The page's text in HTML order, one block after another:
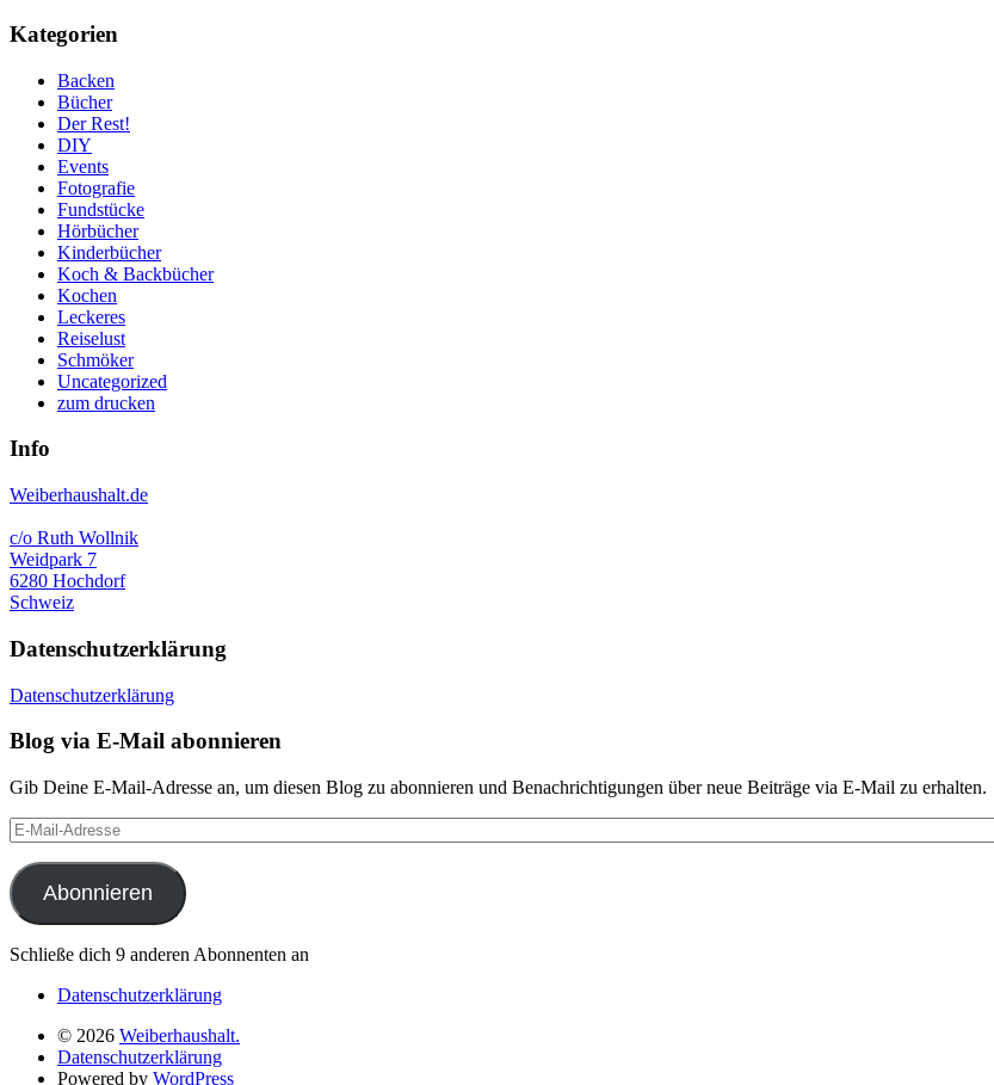
Kategorien
Backen
Bücher
Der Rest!
DIY
Events
Fotografie
Fundstücke
Hörbücher
Kinderbücher
Koch & Backbücher
Kochen
Leckeres
Reiselust
Schmöker
Uncategorized
zum drucken
Info
Weiberhaushalt.de
c/o Ruth Wollnik
Weidpark 7
6280 Hochdorf
Schweiz
Datenschutzerklärung
Datenschutzerklärung
Blog via E-Mail abonnieren
Gib Deine E-Mail-Adresse an, um diesen Blog zu abonnieren und Benachrichtigungen über neue Beiträge via E-Mail zu erhalten.
E-
Mail-
Adresse
Abonnieren
Schließe dich 9 anderen Abonnenten an
Datenschutzerklärung
© 2026 Weiberhaushalt.
Datenschutzerklärung
Powered by WordPress